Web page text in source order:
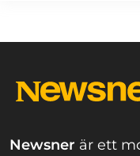
Newsner är ett